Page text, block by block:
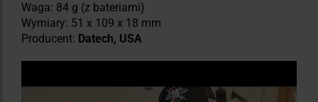
Waga: 84 g (z bateriami)
Wymiary: 51 x 109 x 18 mm
Producent: Datech, USA